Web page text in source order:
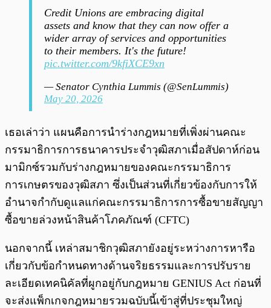
Credit Unions are embracing digital
assets and know that they can now offer a
wider array of services and opportunities
to their members. It's the future!
pic.twitter.com/9kfiXCE9xn
— Senator Cynthia Lummis (@SenLummis)
May 20, 2026
เธอเล่าว่า แผนคือการนำร่างกฎหมายที่เพิ่งผ่านคณะ
กรรมาธิการการธนาคารประจำวุฒิสภาเมื่อสัปดาห์ก่อน
มามิกซ์รวมกับร่างกฎหมายของคณะกรรมาธิการ
การเกษตรของวุฒิสภา ซึ่งเป็นส่วนที่เกี่ยวข้องกับการให้
อำนาจกำกับดูแลแก่คณะกรรมาธิการการซื้อขายสัญญา
ซื้อขายล่วงหน้าสินค้าโภคภัณฑ์ (CFTC)
นอกจากนี้ เหล่าสมาชิกวุฒิสภายังอยู่ระหว่างการหารือ
เกี่ยวกับข้อกำหนดทางด้านจริยธรรมและการปรับราย
ละเอียดเทคนิคัลที่ผูกอยู่กับกฎหมาย GENIUS Act ก่อนที่
จะส่งแพ็กเกจกฎหมายรวมฉบับนี้เข้าสู่ที่ประชุมใหญ่